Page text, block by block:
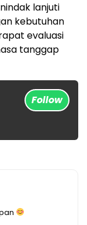
lanjuti
kebutuhan
evaluasi
tanggap
Follow